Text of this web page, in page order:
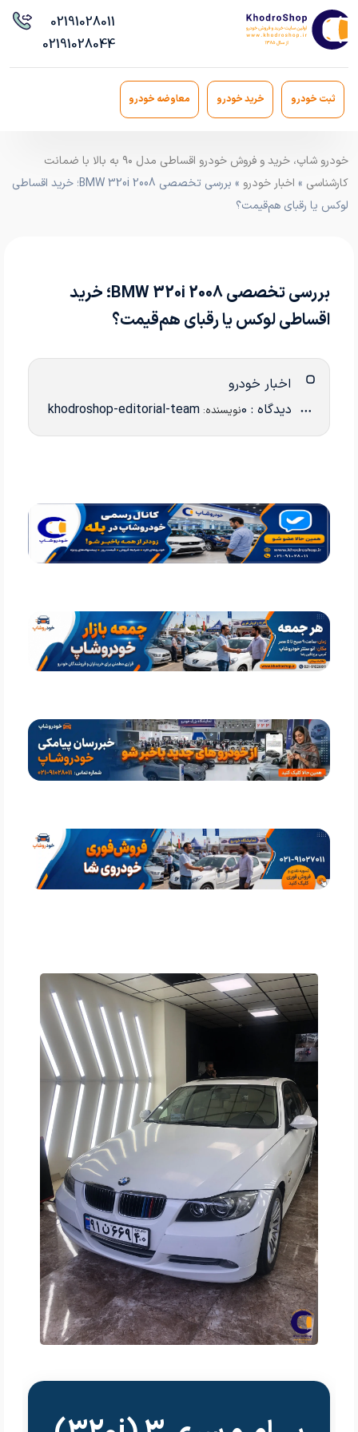
02191028011
02191028044
ثبت خودرو خرید خودرو معاوضه خودرو
خودرو شاپ، خرید و فروش خودرو اقساطی مدل ۹۰ به بالا با ضمانت
کارشناسی » اخبار خودرو
» بررسی تخصصی BMW 320i 2008؛ خرید اقساطی
لوکس یا رقبای هم‌قیمت؟
بررسی تخصصی BMW 320i 2008؛ خرید
اقساطی لوکس یا رقبای هم‌قیمت؟
اخبار خودرو
دیدگاه : 0 نویسنده: khodroshop-editorial-team